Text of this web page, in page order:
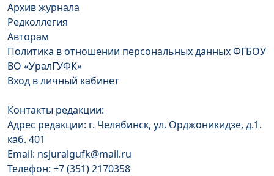
Архив журнала
Редколлегия
Авторам
Политика в отношении персональных данных ФГБОУ
ВО «УралГУФК»
Вход в личный кабинет
Контакты редакции:
Адрес редакции: г. Челябинск, ул. Орджоникидзе, д.1.
каб. 401
Email: nsjuralgufk@mail.ru
Телефон: +7 (351) 2170358